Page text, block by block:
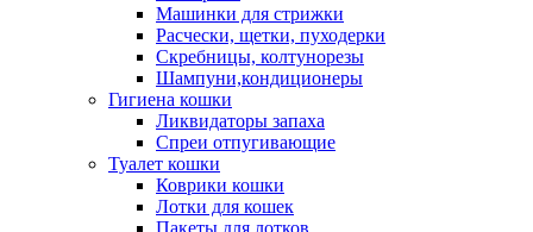
Машинки для стрижки
Расчески, щетки, пуходерки
Скребницы, колтунорезы
Шампуни,кондиционеры
Гигиена кошки
Ликвидаторы запаха
Спреи отпугивающие
Туалет кошки
Коврики кошки
Лотки для кошек
Пакеты для лотков